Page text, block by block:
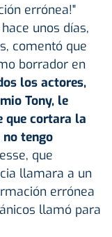
errónea!"
unos días,
comentó que
borrador en
los actores,
Tony, le
que cortara la
no tengo
que
llamara a un
errónea
llamó para